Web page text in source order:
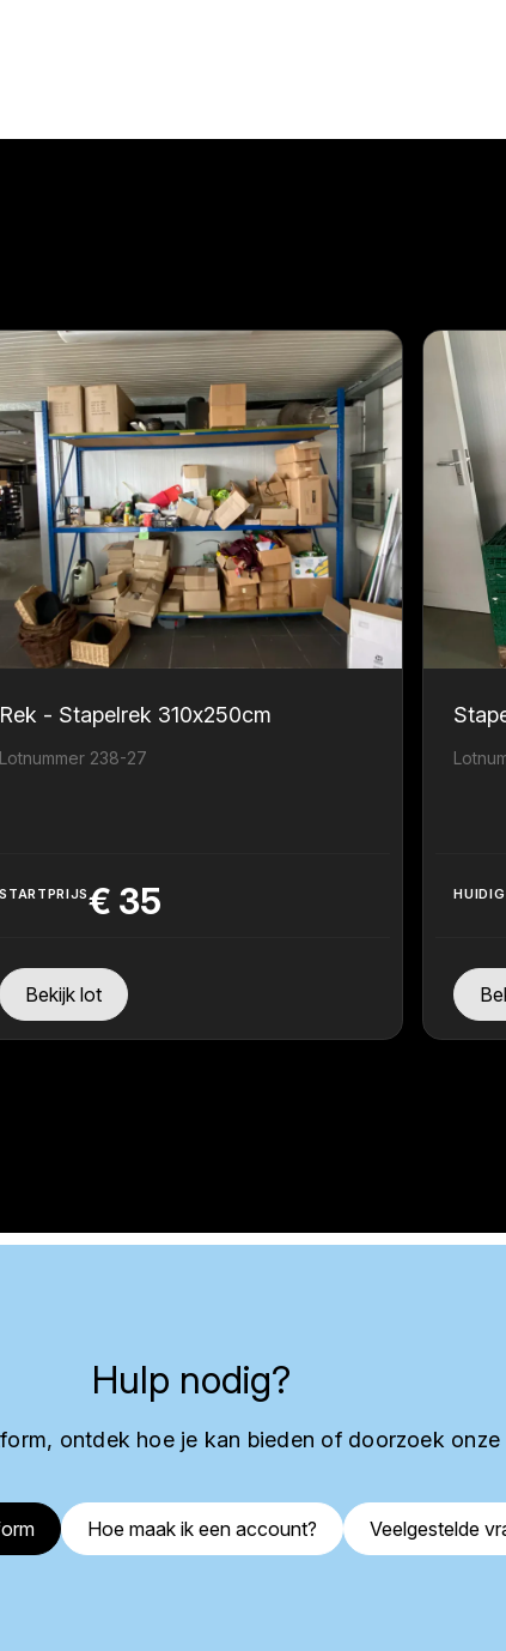
Rek - Stapelrek 310x250cm
Lotnummer 238-27
STARTPRIJS€ 35
Bekijk lot
Hulp nodig?
ontdek hoe je kan bieden of doorzoek
Hoe maak ik een account? Veelgestelde